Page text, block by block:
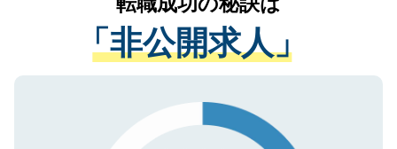
管理基準を満たした事業者のみに付与され
る、プライバシーマークを取得済みです。
で、機密保持に関してもご安心ください。
経験をまじえながら、適切なアドバイスを
させていただきます。すぐにご転職をされ
ない方には、長期的なサポートが可能です
ので、まずはご登録ください。
「非公開求人」